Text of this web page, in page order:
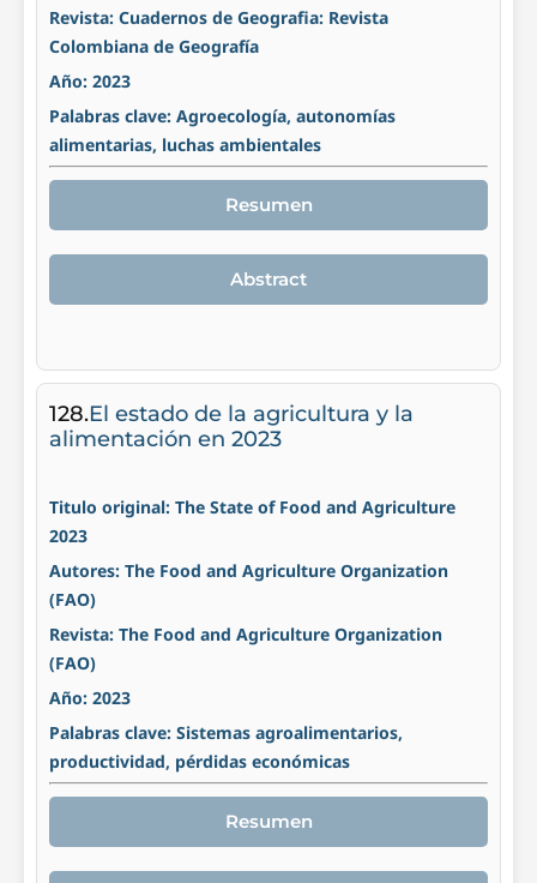
Revista: Cuadernos de Geografia: Revista
Colombiana de Geografía
Año: 2023
Palabras clave: Agroecología, autonomías
alimentarias, luchas ambientales
Resumen
Abstract
128.El estado de la agricultura y la
alimentación en 2023
Titulo original: The State of Food and Agriculture
2023
Autores: The Food and Agriculture Organization
(FAO)
Revista: The Food and Agriculture Organization
(FAO)
Año: 2023
Palabras clave: Sistemas agroalimentarios,
productividad, pérdidas económicas
Resumen